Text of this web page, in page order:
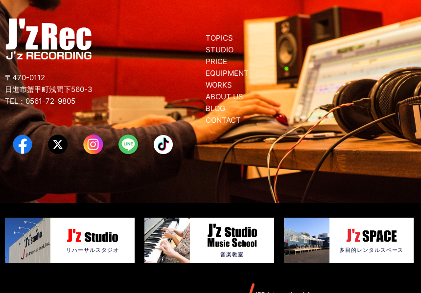
〒470-0112
日進市蟹甲町浅間下560-3
TEL：0561-72-9805
TOPICS
STUDIO
PRICE
EQUIPMENT
WORKS
ABOUT US
BLOG
CONTACT
リハーサルスタジオ
音楽教室
多目的レンタルスペース